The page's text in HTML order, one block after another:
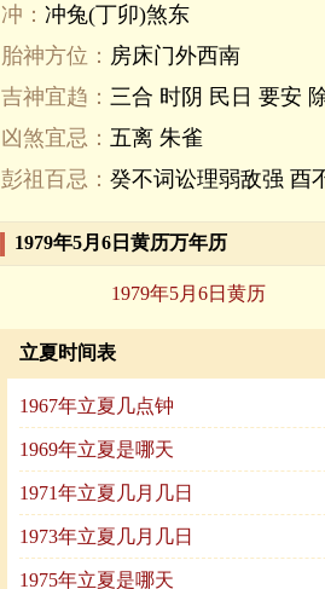
冲： 冲兔(丁卯)煞东
胎神方位： 房床门外西南
吉神宜趋： 三合 时阴 民日 要安
凶煞宜忌： 五离 朱雀
彭祖百忌： 癸不词讼理弱敌强 酉
1979年5月6日黄历万年历
1979年5月6日黄历
立夏时间表
1967年立夏几点钟
1969年立夏是哪天
1971年立夏几月几日
1973年立夏几月几日
1975年立夏是哪天